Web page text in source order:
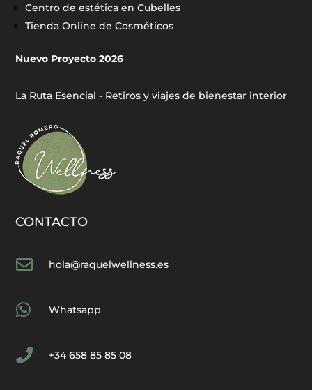
Centro de estética en Cubelles
Tienda Online de Cosméticos
Nuevo Proyecto 2026
La Ruta Esencial - Retiros y viajes de bienestar interior
CONTACTO
 hola@raquelwellness.es
 Whatsapp
 +34 658 85 85 08